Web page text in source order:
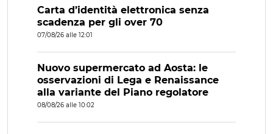
Carta d’identità elettronica senza
scadenza per gli over 70
07/08/26 alle 12:01
Nuovo supermercato ad Aosta: le
osservazioni di Lega e Renaissance
alla variante del Piano regolatore
08/08/26 alle 10:02